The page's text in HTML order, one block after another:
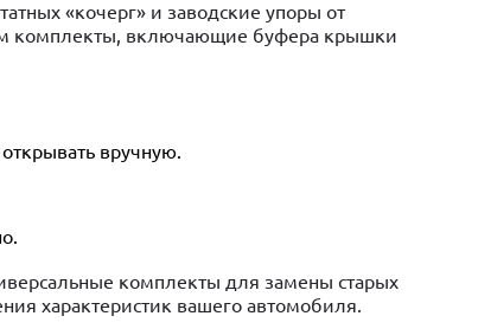
«кочерг» и заводские упоры от
комплекты, включающие буфера крышки
вручную.
комплекты для замены старых
характеристик вашего автомобиля.